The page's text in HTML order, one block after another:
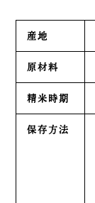
産地
原材料
精米時期
保存方法